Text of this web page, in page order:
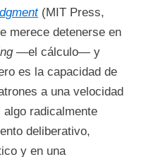
(MIT Press,
merece detenerse en
—el cálculo— y
es la capacidad de
a una velocidad
radicalmente
deliberativo,
y en una